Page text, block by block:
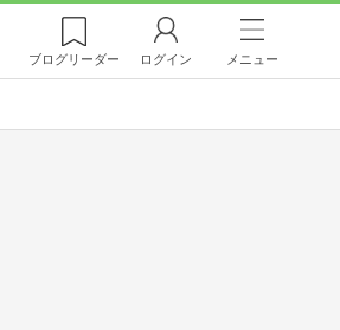
ブログリーダー ログイン メニュー